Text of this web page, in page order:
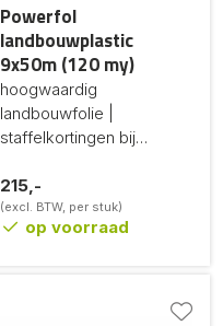
Powerfol
landbouwplastic
9x50m (120 my)
hoogwaardig
landbouwfolie |
staffelkortingen bij
215,-
(excl. BTW, per stuk)
op voorraad